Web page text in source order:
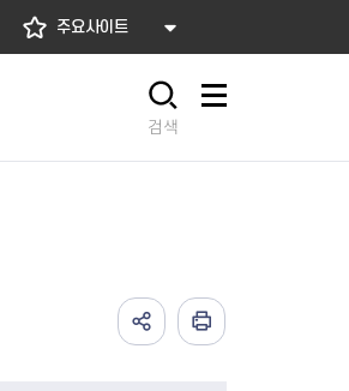
주요사이트
검색
사이트맵